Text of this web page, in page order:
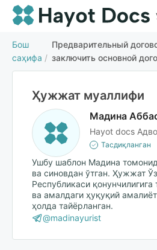
Бош
саҳифа /
Предварительный
заключить основной
Ҳужжат муаллифи
Мадина
Hayot docs
Тасдиқланган
Ушбу шаблон Мадина
ва синовдан ўтган. Ҳужжат
Республикаси
ва амалдаги ҳуқуқий
ҳолда тайёрланган.
@madinayurist